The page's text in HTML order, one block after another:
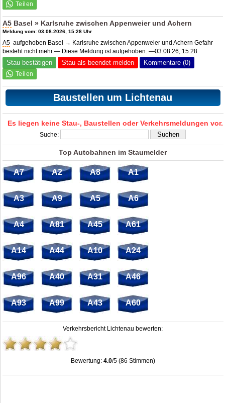
A5 Basel » Karlsruhe zwischen Appenweier und Achern
Meldung vom: 03.08.2026, 15:28 Uhr
A5 aufgehoben Basel → Karlsruhe zwischen Appenweier und Achern Gefahr
besteht nicht mehr — Diese Meldung ist aufgehoben. —03.08.26, 15:28
Stau bestätigen Stau als beendet melden Kommentare (0)
Baustellen um Lichtenau
Es liegen keine Stau-, Baustellen oder Verkehrsmeldungen vor.
Suche:
Top Autobahnen im Staumelder
A7 A2 A8 A1
A3 A9 A5 A6
A4 A81 A45 A61
A14 A44 A10 A24
A96 A40 A31 A46
A93 A99 A43 A60
Verkehrsbericht Lichtenau bewerten:
Bewertung: 4.0/5 (86 Stimmen)
Lichtenau: Stau, Unfälle, Sperrung & Baustellen ,4.0out of5based on86ratings